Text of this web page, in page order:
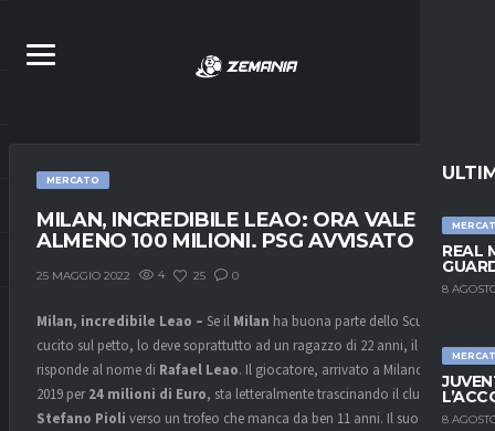
REAL
8
8
MERCATO
MILAN, INCREDIBILE LEAO: ORA VALE
ALMENO 100 MILIONI. PSG AVVISATO
25 MAGGIO 2022 4 25 0
Milan, incredibile Leao – Se il Milan ha buona parte dello Scudetto
cucito sul petto, lo deve soprattutto ad un ragazzo di 22 anni, il quale
risponde al nome di Rafael Leao. Il giocatore, arrivato a Milano nel
2019 per24 milioni di Euro, sta letteralmente trascinando il club di
Stefano Pioli verso un trofeo che manca da ben 11 anni. Il suo